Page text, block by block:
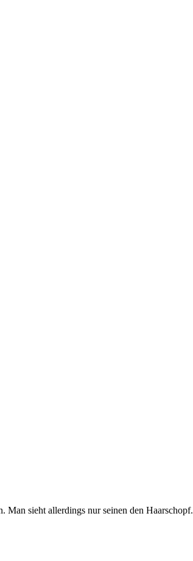
Man sieht allerdings nur seinen den Haarschopf.